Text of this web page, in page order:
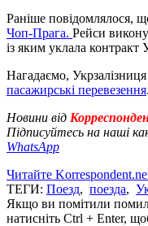
Раніше повідомлялося,
Чоп-Прага. Рейси
із яким уклала контракт
Нагадаємо, Укрзалізниця
пасажирські перевезення.
Новини від
Підписуйтесь на наші
WhatsApp
Читайте
ТЕГИ: Поезд, поезда,
Якщо ви помітили
натисніть Ctrl + Enter,